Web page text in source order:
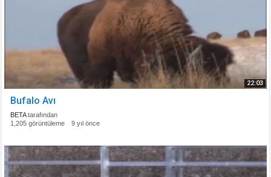
22:03
Bufalo Avı
BETAtarafından
1,205 görüntüleme
9 yıl önce